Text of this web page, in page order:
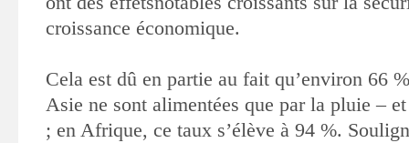
croissance économique.
Cela est dû en partie au fait qu’environ 66
Asie ne sont alimentées que par la pluie –
; en Afrique, ce taux s’élève à 94 %.